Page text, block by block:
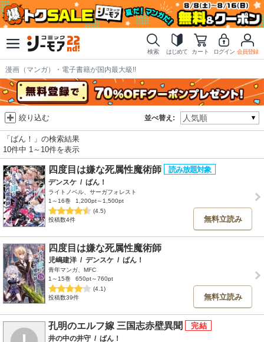
検索 はじめて カート ログイン 会員登録
漫画（マンガ）・電子書籍が国内最大級!!
並べ替え:
絞り込む
「ばん！」の検索結果
10件中 1～10件を表示
四度目は嫌な死属性魔術師
デンスケ / ばん！
ライトノベル、サーガフォレスト
1～16巻
1,200pt～1,500pt
(4.5)
投稿数4件
無料立読み
四度目は嫌な死属性魔術師
児嶋建洋 / デンスケ / ばん！
青年マンガ、MFC
1～15巻
650pt～760pt
(4.1)
投稿数39件
無料立読み
孔明のエルフ嫁 三国志赤壁異聞
井の中の井守 / ばん！